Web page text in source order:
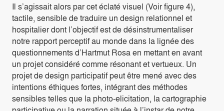
Il s’agissait alors par cet éclaté visuel (Voir figure 4),
tactile, sensible de traduire un design relationnel et
hospitalier dont l’objectif est de désinstrumentaliser
notre rapport perceptif au monde dans la lignée des
questionnements d’Hartmut Rosa en mettant en avant
un projet considéré comme résonant et vertueux. Un
projet de design participatif peut être mené avec des
intentions éthiques fortes, intégrant des méthodes
sensibles telles que la photo-elicitation, la cartographie